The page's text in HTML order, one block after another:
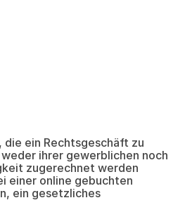
ein Rechtsgeschäft zu
ihrer gewerblichen noch
zugerechnet werden
einer online gebuchten
ein gesetzliches